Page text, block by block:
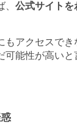
、公式サイトを
もアクセスで
可能性が高いと